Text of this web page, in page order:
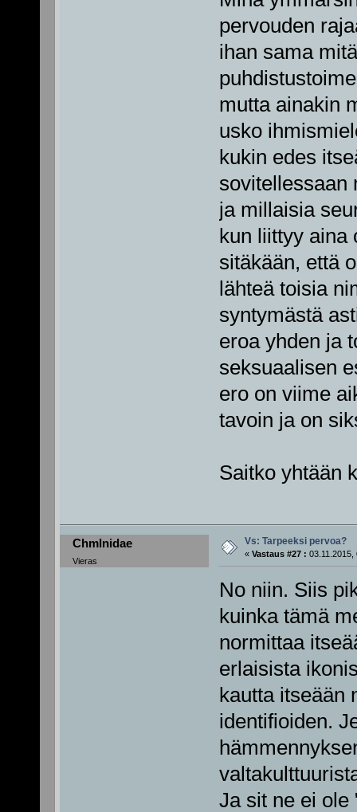
pervouden
ihan sama
mutta ainakin
usko
kukin edes
sovitellessaan
ja millaisia
kun liittyy aina
sitäkään, että
lähteä toisia
syntymästä
eroa yhden ja
seksuaalisen
ero on viime
tavoin ja on
Saitko yhtään
Chmlnidae
Vieras
Vs: Tarpeeksi pervoa?
« Vastaus #27 : 03.11.2015,
No niin. Siis
kuinka tämä
normittaa
erlaisista
kautta itseään
identifioiden.
Ja sit ne ei ole